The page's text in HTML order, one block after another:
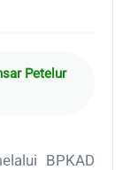
Petelur
BPKAD